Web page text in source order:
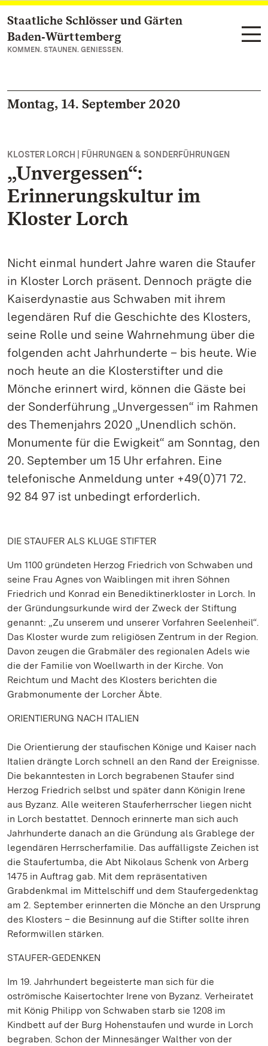
Zum Hauptinhalt springen
Staatliche Schlösser und Gärten
Baden‑Württemberg
KOMMEN. STAUNEN. GENIESSEN.
Montag, 14. September 2020
KLOSTER LORCH | FÜHRUNGEN & SONDERFÜHRUNGEN
„Unvergessen“:
Erinnerungskultur im
Kloster Lorch
Nicht einmal hundert Jahre waren die Staufer
in Kloster Lorch präsent. Dennoch prägte die
Kaiserdynastie aus Schwaben mit ihrem
legendären Ruf die Geschichte des Klosters,
seine Rolle und seine Wahrnehmung über die
folgenden acht Jahrhunderte – bis heute. Wie
noch heute an die Klosterstifter und die
Mönche erinnert wird, können die Gäste bei
der Sonderführung „Unvergessen“ im Rahmen
des Themenjahrs 2020 „Unendlich schön.
Monumente für die Ewigkeit“ am Sonntag, den
20. September um 15 Uhr erfahren. Eine
telefonische Anmeldung unter +49(0)71 72.
92 84 97 ist unbedingt erforderlich.
DIE STAUFER ALS KLUGE STIFTER
Um 1100 gründeten Herzog Friedrich von Schwaben und
seine Frau Agnes von Waiblingen mit ihren Söhnen
Friedrich und Konrad ein Benediktinerkloster in Lorch. In
der Gründungsurkunde wird der Zweck der Stiftung
genannt: „Zu unserem und unserer Vorfahren Seelenheil“.
Das Kloster wurde zum religiösen Zentrum in der Region.
Davon zeugen die Grabmäler des regionalen Adels wie
die der Familie von Woellwarth in der Kirche. Von
Reichtum und Macht des Klosters berichten die
Grabmonumente der Lorcher Äbte.
ORIENTIERUNG NACH ITALIEN
Die Orientierung der staufischen Könige und Kaiser nach
Italien drängte Lorch schnell an den Rand der Ereignisse.
Die bekanntesten in Lorch begrabenen Staufer sind
Herzog Friedrich selbst und später dann Königin Irene
aus Byzanz. Alle weiteren Stauferherrscher liegen nicht
in Lorch bestattet. Dennoch erinnerte man sich auch
Jahrhunderte danach an die Gründung als Grablege der
legendären Herrscherfamilie. Das auffälligste Zeichen ist
die Staufertumba, die Abt Nikolaus Schenk von Arberg
1475 in Auftrag gab. Mit dem repräsentativen
Grabdenkmal im Mittelschiff und dem Staufergedenktag
am 2. September erinnerten die Mönche an den Ursprung
des Klosters – die Besinnung auf die Stifter sollte ihren
Reformwillen stärken.
STAUFER-GEDENKEN
Im 19. Jahrhundert begeisterte man sich für die
oströmische Kaisertochter Irene von Byzanz. Verheiratet
mit König Philipp von Schwaben starb sie 1208 im
Kindbett auf der Burg Hohenstaufen und wurde in Lorch
begraben. Schon der Minnesänger Walther von der